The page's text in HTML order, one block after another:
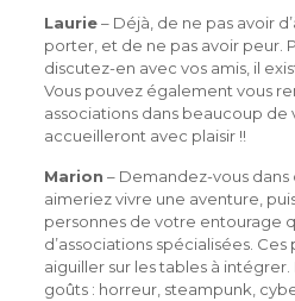
Laurie– Déjà, de ne pas avoir
porter, et de ne pas avoir peur.
discutez-en avec vos amis, il
Vous pouvez également vous
associations dans beaucoup de
accueilleront avec plaisir !!
Marion – Demandez-vous dans
aimeriez vivre une aventure,
personnes de votre entourage
d’associations spécialisées.
aiguiller sur les tables à intégrer.
goûts : horreur, steampunk,